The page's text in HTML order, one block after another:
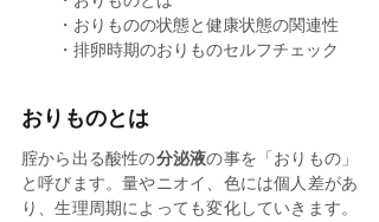
・おりものの状態と健康状態の関連性
・排卵時期のおりものセルフチェック
おりものとは
腟から出る酸性の分泌液の事を「おりもの」
と呼びます。量やニオイ、色には個人差があ
り、生理周期によっても変化していきます。